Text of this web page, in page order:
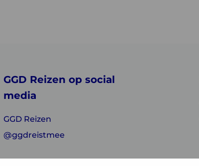
GGD Reizen op social
media
GGD Reizen
@ggdreistmee